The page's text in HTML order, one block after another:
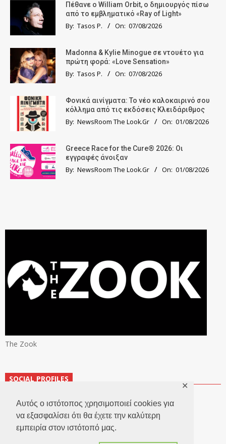
Αυτός ο ιστότοπος χρησιμοποιεί cookies για
να εξασφαλίσει ότι θα έχετε την καλύτερη
εμπειρία στον ιστότοπό μας.
✕
Πέθανε ο William Orbit, ο δημιουργός πίσω
από το εμβληματικό «Ray of Light»
By: Tasos P. On: 07/08/2026
Madonna & Kylie Minogue σε ντουέτο για
πρώτη φορά: «Love Sensation»
By: Tasos P. On: 07/08/2026
Φονικά αινίγματα: Το νέο καλοκαιρινό σου
κόλλημα από τις εκδόσεις Κλειδάριθμος
By: NewsRoom The Look.Gr On: 01/08/2026
Greece Race for the Cure® 2026: Οι
εγγραφές άνοιξαν
By: NewsRoom The Look.Gr On: 01/08/2026
The Zook
SOCIAL PROFILES